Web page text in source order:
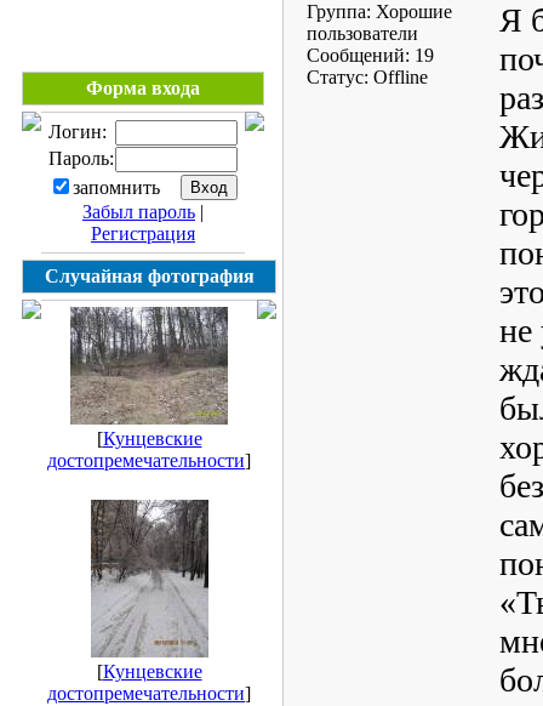
Форма входа
Логин:
Пароль:
запомнить
Забыл пароль |
Регистрация
Случайная фотография
[Кунцевские
достопремечательности]
[Кунцевские
достопремечательности]
Группа: Хорошие
пользователи
Сообщений: 19
Статус: Offline
Я
не